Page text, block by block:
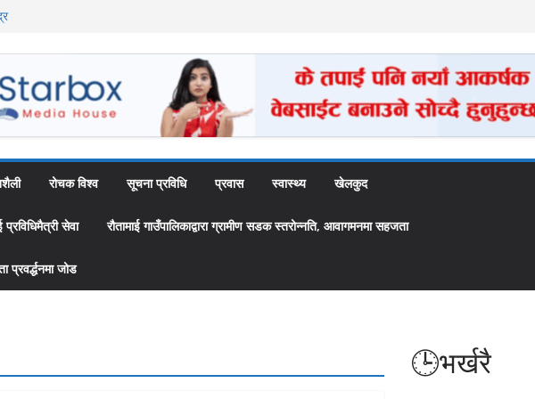
वाटिका’
रोचक विश्व सूचना प्रविधि प्रवास स्वास्थ्य खेलकुद
सेवा रौतामाई गाउँपालिकाद्वारा ग्रामीण सडक स्तरोन्नति, आवागमनमा सहजता
प्रवर्द्धनमा जोड
🕒भर्खरै